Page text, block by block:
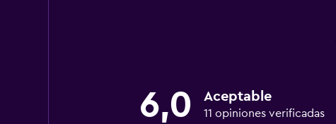
6,0 Aceptable
11 opiniones verificadas